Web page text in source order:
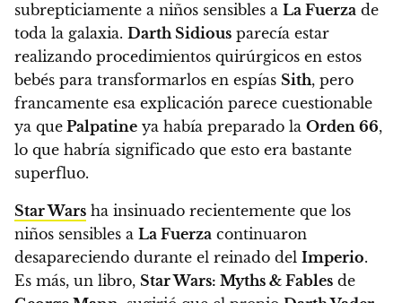
subrepticiamente a niños sensibles a La Fuerza de
toda la galaxia. Darth Sidious parecía estar
realizando procedimientos quirúrgicos en estos
bebés para transformarlos en espías Sith, pero
francamente esa explicación parece cuestionable
ya que Palpatine ya había preparado la Orden 66,
lo que habría significado que esto era bastante
superfluo.
Star Wars ha insinuado recientemente que los
niños sensibles a La Fuerza continuaron
desapareciendo durante el reinado del Imperio.
Es más, un libro, Star Wars: Myths & Fables de